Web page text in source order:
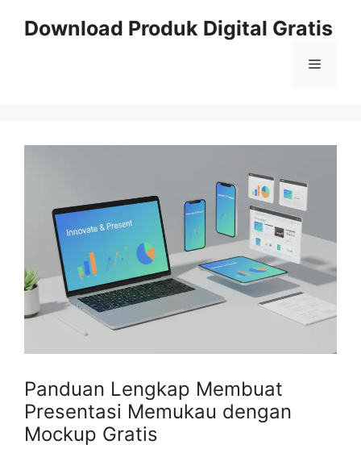
Download Produk Digital Gratis
Menu
Panduan Lengkap Membuat
Presentasi Memukau dengan
Mockup Gratis